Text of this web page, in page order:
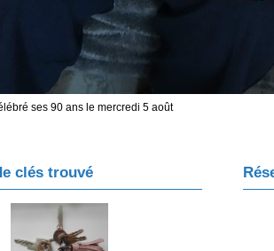
ses 90 ans le mercredi 5 août
clés trouvé